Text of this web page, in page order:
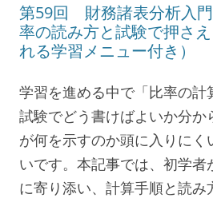
第59回 財務諸表分析入
率の読み方と試験で押さ
れる学習メニュー付き）
学習を進める中で「比率の計
試験でどう書けばよいか分か
が何を示すのか頭に入りにく
いです。本記事では、初学者
に寄り添い、計算手順と読み